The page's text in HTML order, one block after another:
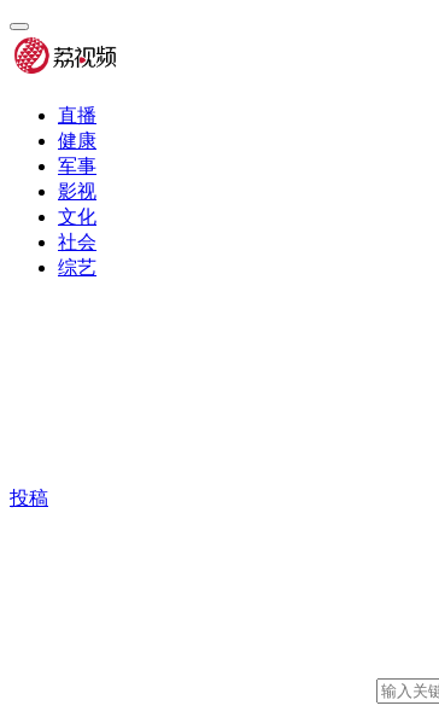
直播
健康
军事
影视
文化
社会
综艺
投稿